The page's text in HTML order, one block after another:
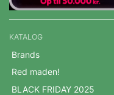
KATALOG
Brands
Red maden!
BLACK FRIDAY 2025